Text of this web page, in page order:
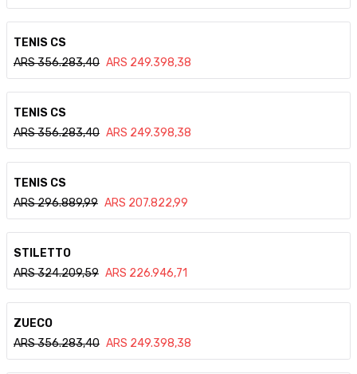
TENIS CS
ARS356.283,40 ARS 249.398,38
TENIS CS
ARS356.283,40 ARS 249.398,38
TENIS CS
ARS296.889,99 ARS 207.822,99
STILETTO
ARS324.209,59 ARS 226.946,71
ZUECO
ARS356.283,40 ARS 249.398,38